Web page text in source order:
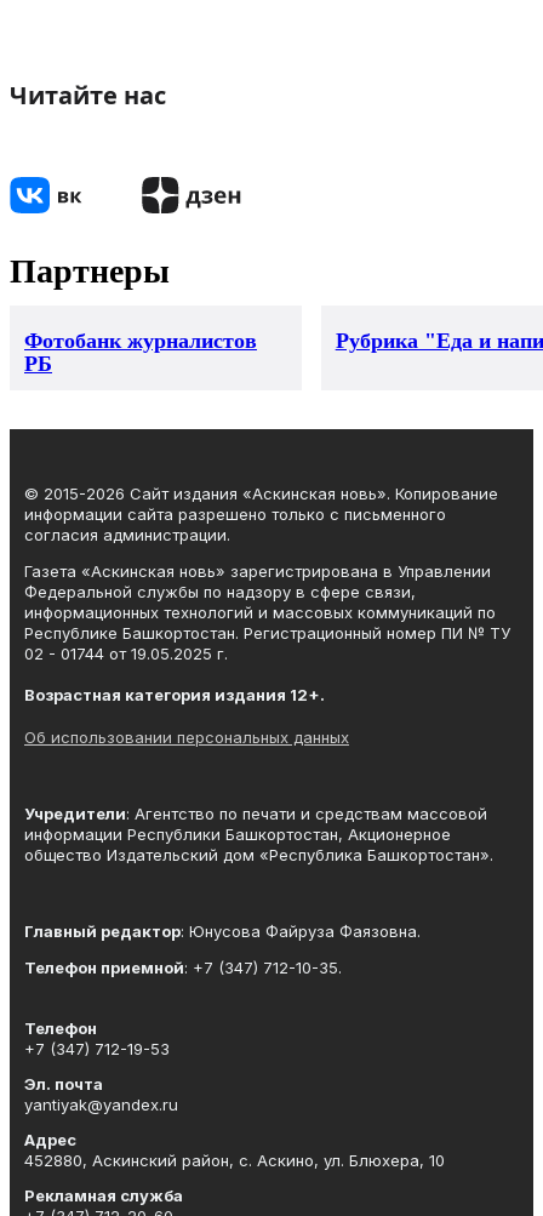
Читайте нас
Партнеры
Фотобанк журналистов
РБ
Рубрика "Еда и
© 2015-2026 Сайт издания «Аскинская новь». Копирование
информации сайта разрешено только с письменного
согласия администрации.
Газета «Аскинская новь» зарегистрирована в Управлении
Федеральной службы по надзору в сфере связи,
информационных технологий и массовых коммуникаций по
Республике Башкортостан. Регистрационный номер ПИ № ТУ
02 - 01744 от 19.05.2025 г.
Возрастная категория издания 12+.
Об использовании персональных данных
Учредители: Агентство по печати и средствам массовой
информации Республики Башкортостан, Акционерное
общество Издательский дом «Республика Башкортостан».
Главный редактор: Юнусова Файруза Фаязовна.
Телефон приемной: +7 (347) 712-10-35.
Телефон
+7 (347) 712-19-53
Эл. почта
yantiyak@yandex.ru
Адрес
452880, Аскинский район, с. Аскино, ул. Блюхера, 10
Рекламная служба